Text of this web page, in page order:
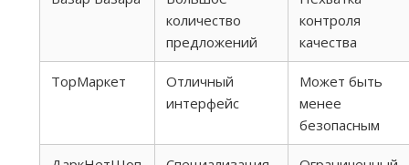
количество
предложений
контроля
качества
ТорМаркет
Отличный
интерфейс
Может быть
менее
безопасным